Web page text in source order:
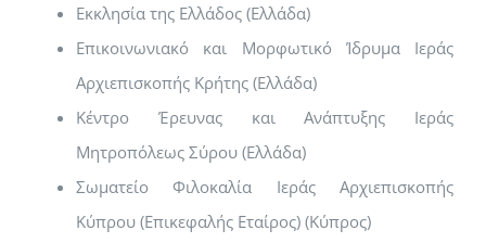
Εκκλησία της Ελλάδος (Ελλάδα)
Επικοινωνιακό και Μορφωτικό Ίδρυμα Ιεράς
Αρχιεπισκοπής Κρήτης (Ελλάδα)
Κέντρο Έρευνας και Ανάπτυξης Ιεράς
Μητροπόλεως Σύρου (Ελλάδα)
Σωματείο Φιλοκαλία Ιεράς Αρχιεπισκοπής
Κύπρου (Επικεφαλής Εταίρος) (Κύπρος)